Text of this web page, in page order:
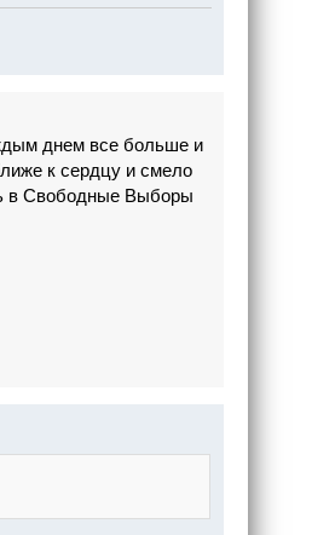
днем все больше и
к сердцу и смело
в Свободные Выборы